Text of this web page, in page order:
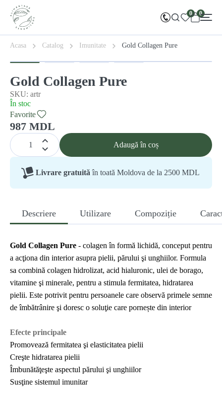
0 0
Acasa Catalog Imunitate Gold Collagen Pure
Gold Collagen Pure
SKU: artr
În stoc
Favorite
987 MDL
Adaugă în coș
Livrare gratuită în toată Moldova de la 2500 MDL
Descriere Utilizare Compoziție
Gold Collagen Pure - colagen în formă lichidă, conceput pentru
a acţiona din interior asupra pielii, părului şi unghiilor. Formula
sa combină colagen hidrolizat, acid hialuronic, ulei de borago,
vitamine şi minerale, pentru a stimula fermitatea, hidratarea
pielii. Este potrivit pentru persoanele care observă primele semne
de îmbătrânire şi doresc o soluţie care pornește din interior
Efecte principale
Promovează fermitatea şi elasticitatea pielii
Creşte hidratarea pielii
Îmbunătăţeşte aspectul părului şi unghiilor
Susţine sistemul imunitar